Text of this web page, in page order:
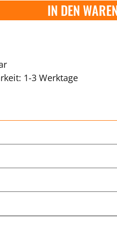
IN DEN
1-3 Werktage